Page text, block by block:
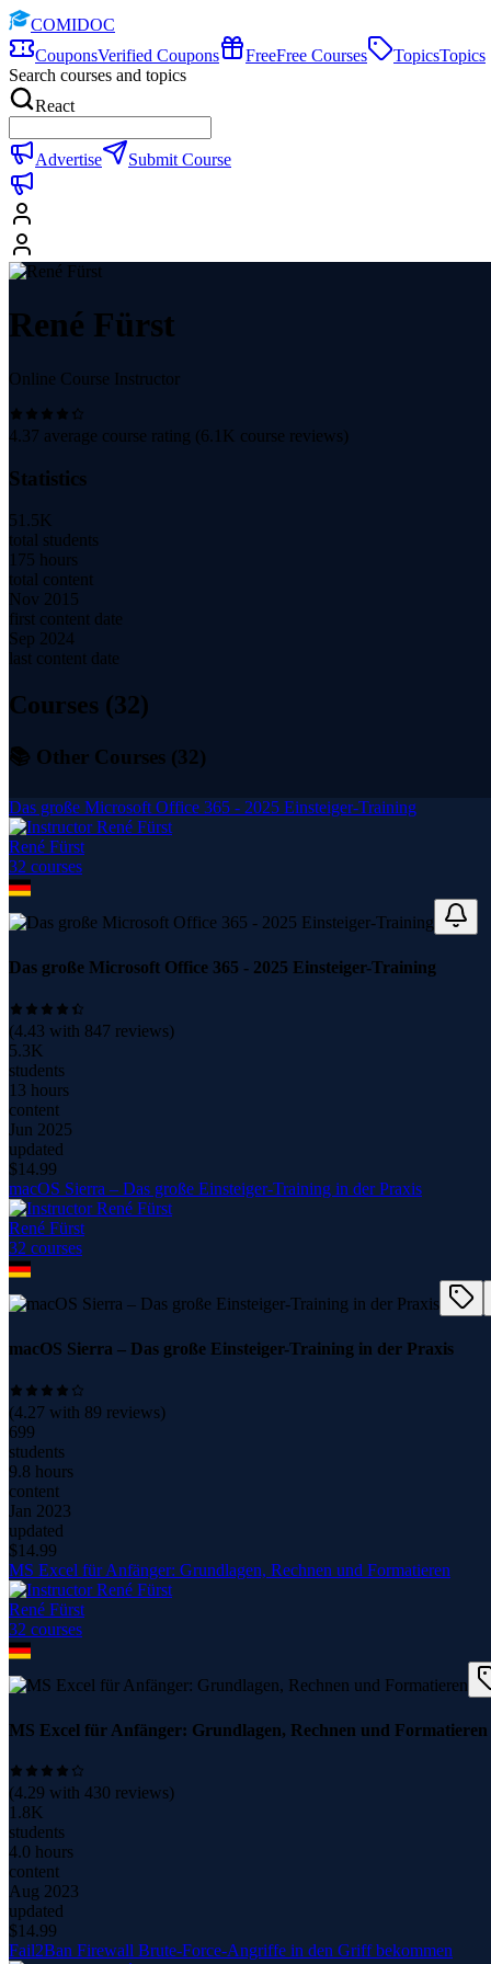
COMIDOC
CouponsVerified Coupons FreeFree Courses TopicsTopics
Search courses and topics
React
Advertise Submit Course
René Fürst
Online Course Instructor
4.37 average course rating (6.1K course reviews)
Statistics
51.5K
total students
175 hours
total content
Nov 2015
first content date
Sep 2024
last content date
Courses (32)
📚 Other Courses (32)
Das große Microsoft Office 365 - 2025 Einsteiger-Training
René Fürst
32 courses
Das große Microsoft Office 365 - 2025 Einsteiger-Training
(4.43 with 847 reviews)
5.3K
students
13 hours
content
Jun 2025
updated
$14.99
macOS Sierra – Das große Einsteiger-Training in der Praxis
René Fürst
32 courses
macOS Sierra – Das große Einsteiger-Training in der Praxis
(4.27 with 89 reviews)
699
students
9.8 hours
content
Jan 2023
updated
$14.99
MS Excel für Anfänger: Grundlagen, Rechnen und Formatieren
René Fürst
32 courses
MS Excel für Anfänger: Grundlagen, Rechnen und Formatieren
(4.29 with 430 reviews)
1.8K
students
4.0 hours
content
Aug 2023
updated
$14.99
Fail2Ban Firewall Brute-Force-Angriffe in den Griff bekommen